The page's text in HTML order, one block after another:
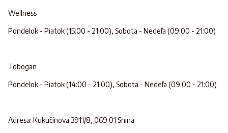
Wellness
Pondelok - Piatok (15:00 - 21:00), Sobota - Nedeľa (09:00 - 21:00)
Tobogan
Pondelok - Piatok (14:00 - 21:00), Sobota - Nedeľa (09:00 - 21:00)
Adresa: Kukučínova 3911/8, 069 01 Snina